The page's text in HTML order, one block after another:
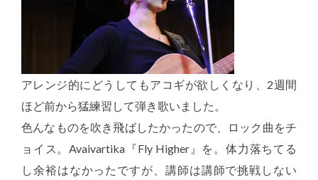
アレンジ的にどうしてもアコギが欲しくなり、2週間
ほど前から猛練習して弾き歌いました。
色んなものを吹き飛ばしたかったので、ロック曲をチ
ョイス。Avaivartika『Fly Higher』を。体力落ちてる
し余裕はなかったですが、講師は講師で挑戦しない